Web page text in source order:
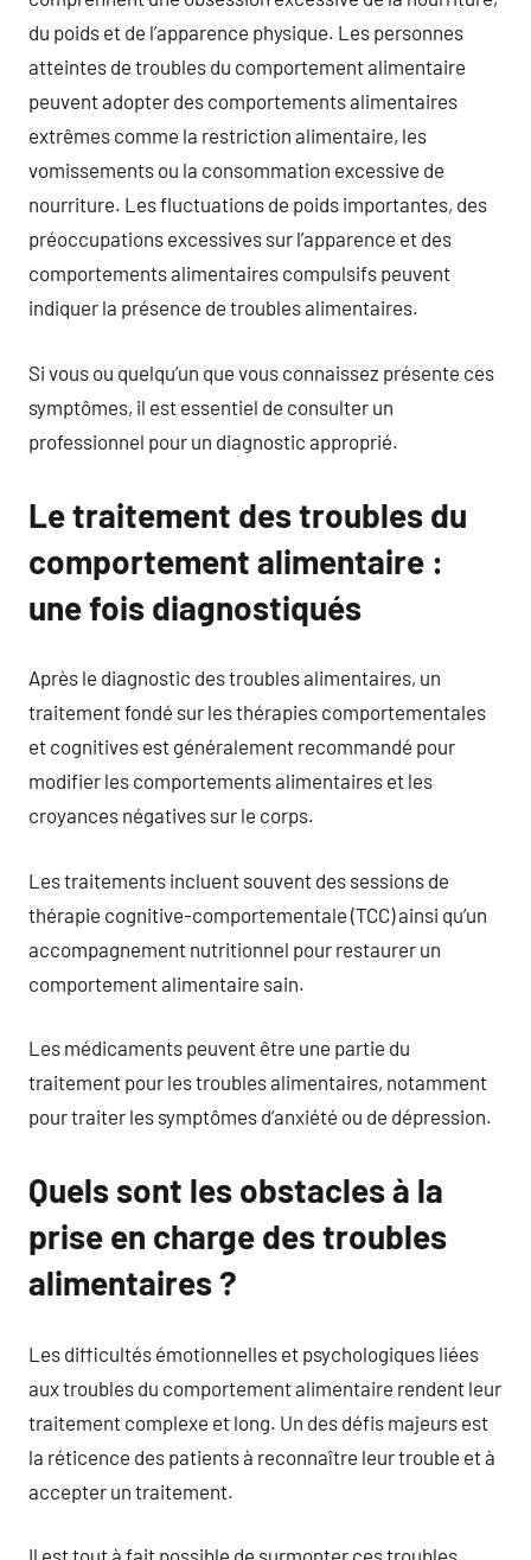
du poids et de l’apparence physique. Les personnes
atteintes de troubles du comportement alimentaire
peuvent adopter des comportements alimentaires
extrêmes comme la restriction alimentaire, les
vomissements ou la consommation excessive de
nourriture. Les fluctuations de poids importantes, des
préoccupations excessives sur l’apparence et des
comportements alimentaires compulsifs peuvent
indiquer la présence de troubles alimentaires.
Si vous ou quelqu’un que vous connaissez présente ces
symptômes, il est essentiel de consulter un
professionnel pour un diagnostic approprié.
Le traitement des troubles du
comportement alimentaire :
une fois diagnostiqués
Après le diagnostic des troubles alimentaires, un
traitement fondé sur les thérapies comportementales
et cognitives est généralement recommandé pour
modifier les comportements alimentaires et les
croyances négatives sur le corps.
Les traitements incluent souvent des sessions de
thérapie cognitive-comportementale (TCC) ainsi qu’un
accompagnement nutritionnel pour restaurer un
comportement alimentaire sain.
Les médicaments peuvent être une partie du
traitement pour les troubles alimentaires, notamment
pour traiter les symptômes d’anxiété ou de dépression.
Quels sont les obstacles à la
prise en charge des troubles
alimentaires ?
Les difficultés émotionnelles et psychologiques liées
aux troubles du comportement alimentaire rendent leur
traitement complexe et long. Un des défis majeurs est
la réticence des patients à reconnaître leur trouble et à
accepter un traitement.
Il est tout à fait possible de surmonter ces troubles